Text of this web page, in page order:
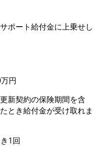
ポート給付金に上乗せし
円
新契約の保険期間を含
とき給付金が受け取れま
1回